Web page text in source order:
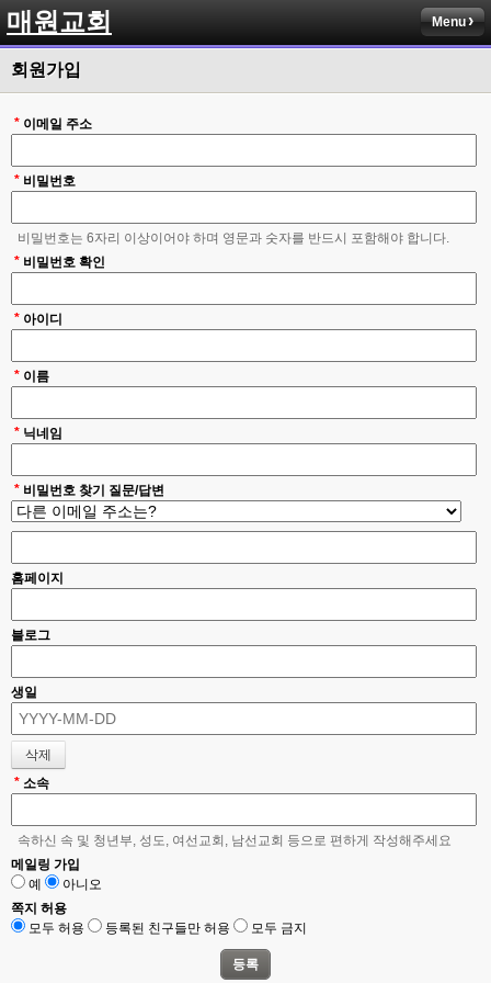
매원교회 Menu
회원가입
이메일 주소
*
비밀번호
*
비밀번호는 6자리 이상이어야 하며 영문과 숫자를 반드시 포함해야 합니다.
비밀번호 확인
*
* 아이디
* 이름
* 닉네임
* 비밀번호 찾기 질문/답변
홈페이지
블로그
생일
* 소속
속하신 속 및 청년부, 성도, 여선교회, 남선교회 등으로 편하게 작성해주세요
메일링 가입
예
아니오
쪽지 허용
모두 허용
등록된 친구들만 허용 모두 금지